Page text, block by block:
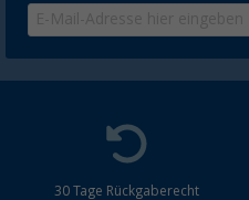
30 Tage Rückgaberecht